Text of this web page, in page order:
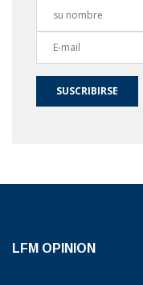
SUSCRIBIRSE
LFM OPINION